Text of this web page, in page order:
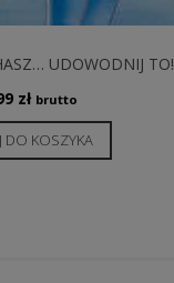
UDOWODNIJ TO!
zł brutto
DO KOSZYKA